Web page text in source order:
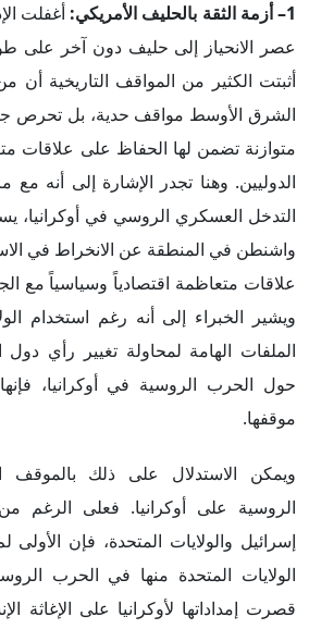
1– أزمة الثقة بالحليف الأمريكي:
أغفلت
عصر الانحياز إلى حليف دون آخر على
أثبتت الكثير من المواقف التاريخية
الشرق الأوسط مواقف حدية، بل تحرص
متوازنة تضمن لها الحفاظ على علاقات
التدخل العسكري الروسي في
واشنطن في المنطقة عن الانخراط في
علاقات متعاظمة اقتصادياً وسياسياً مع
ويشير الخبراء إلى أنه رغم استخدام
الملفات الهامة لمحاولة تغيير رأي
حول الحرب الروسية في أوكرانيا،
موقفها.
ويمكن الاستدلال على ذلك بالموقف
الروسية على أوكرانيا. فعلى الرغم من
إسرائيل والولايات المتحدة، فإن
الولايات المتحدة منها في الحرب
قصرت إمداداتها لأوكرانيا على الإغاثة